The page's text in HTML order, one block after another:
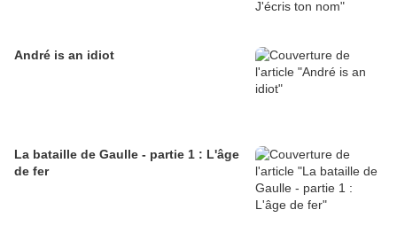
André is an idiot
La bataille de Gaulle - partie 1 : L'âge
de fer